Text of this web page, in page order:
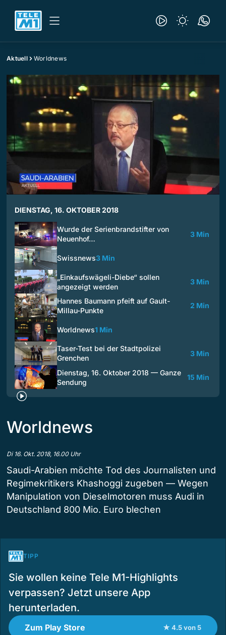
Aktuell Worldnews
DIENSTAG, 16. OKTOBER 2018
Wurde der Serienbrandstifter von
Neuenhof…
3 Min
Swissnews3 Min
„Einkaufswägeli-Diebe“ sollen
angezeigt werden
3 Min
Hannes Baumann pfeift auf Gault-
Millau-Punkte
2 Min
Worldnews1 Min
Taser-Test bei der Stadtpolizei
Grenchen
3 Min
Dienstag, 16. Oktober 2018 — Ganze
Sendung
15 Min
Worldnews
Di 16. Okt. 2018, 16.00 Uhr
Saudi-Arabien möchte Tod des Journalisten und
Regimekritikers Khashoggi zugeben — Wegen
Manipulation von Dieselmotoren muss Audi in
Deutschland 800 Mio. Euro blechen
TIPP
Sie wollen keine Tele M1-Highlights
verpassen? Jetzt unsere App
herunterladen.
Zum Play Store ★ 4.5 von 5